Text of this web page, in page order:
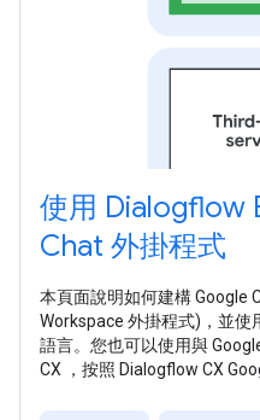
使用 Dialogflow
Chat 外掛程式
本頁面說明如何建構 Google
Workspace 外掛程式)，並使
語言。您也可以使用與
CX ，按照 Dialogflow CX